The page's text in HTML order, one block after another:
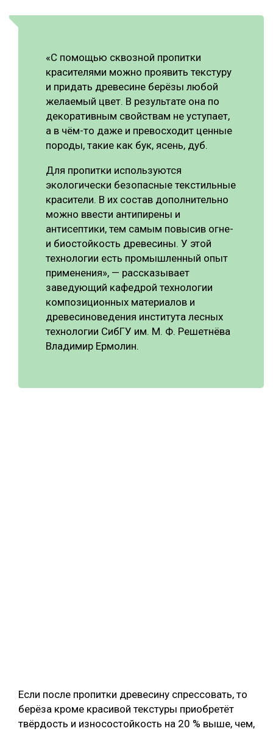
«С помощью сквозной пропитки
красителями можно проявить текстуру
и придать древесине берёзы любой
желаемый цвет. В результате она по
декоративным свойствам не уступает,
а в чём-то даже и превосходит ценные
породы, такие как бук, ясень, дуб.
Для пропитки используются
экологически безопасные текстильные
красители. В их состав дополнительно
можно ввести антипирены и
антисептики, тем самым повысив огне-
и биостойкость древесины. У этой
технологии есть промышленный опыт
применения», — рассказывает
заведующий кафедрой технологии
композиционных материалов и
древесиноведения института лесных
технологии СибГУ им. М. Ф. Решетнёва
Владимир Ермолин.
Если после пропитки древесину спрессовать, то
берёза кроме красивой текстуры приобретёт
твёрдость и износостойкость на 20 % выше, чем,